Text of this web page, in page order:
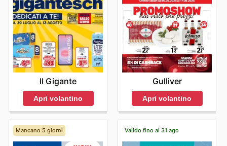
Il Gigante
Apri volantino
Gulliver
Apri volantino
Mancano 5 giorni Valido fino al 31 ago